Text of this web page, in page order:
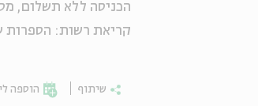
הכניסה ללא תשלום,
קריאת רשות: הספרות
שיתוף הוספה